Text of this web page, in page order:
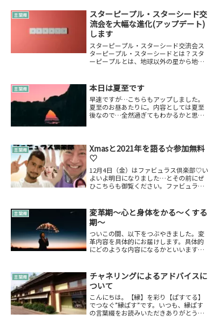
言葉綴
スターピープル・スターシード交
流会を大幅な進化(アップデート)
します
スターピープル・スターシード交流会ス
ターピープル・スターシードとは？スタ
ーピープルとは、地球以外の星から地球
ない部分や故郷（星）に帰りたいなど思
うこともある。スターピー...
言葉綴 本日は夏至です
早速ですが…こちらもアップしました。
夏至のお昼あたりに。内容としては夏至
後なので…全然過ぎてもわかるかと思い
れば夏至エネルギー強っ♪...
言葉綴
Xmasと2021年を語る☆参加無料
♡
12月4日（金）はファビュラス倶楽部♡い
よいよ明日になりました…とその前にぜ
ひこちらも御覧ください。ファビュラス
ト用に予習を予めしたのですが、本当に
素敵なメッセージを頂...
言葉綴
変革期～心と身体をかる～くする
期～
ついこの間、以下をつぶやきました。変
革内容を具体的にお届けします。具体的
にどのような内容になるかといいます
化をしていきます。2021年は気軽期。軽
く縁ぱすを体験できる...
言葉綴
チャネリングによるアドバイスに
ついて
こんにちは。【縁】を彩り【ぱすてる】
でつなぐ”縁ぱす”です。いつも、縁ぱす
の言葉綴をお読みいただきありがとうご